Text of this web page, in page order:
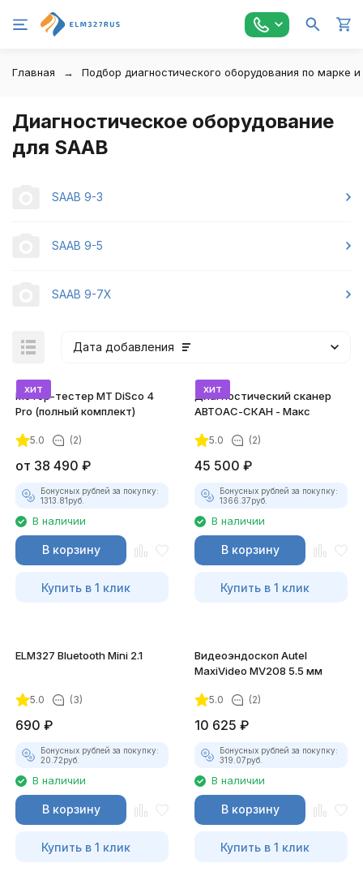
Главная Подбор диагностического оборудования по марке
Диагностическое оборудование
для SAAB
SAAB 9-3
SAAB 9-5
SAAB 9-7X
Дата добавления
хит
Мотор-тестер MT DiSco 4
Pro (полный комплект)
5.0 (2)
от 38 490 ₽
Бонусных рублей за покупку:
1313.81руб.
В наличии
В корзину
Купить в 1 клик
хит
Диагностический сканер
АВТОАС-СКАН - Макс
5.0 (2)
45 500 ₽
Бонусных рублей за покупку:
1366.37руб.
В наличии
В корзину
Купить в 1 клик
ELM327 Bluetooth Mini 2.1
5.0 (3)
690 ₽
Бонусных рублей за покупку:
20.72руб.
В наличии
В корзину
Купить в 1 клик
Видеоэндоскоп Autel
MaxiVideo MV208 5.5 мм
5.0 (2)
10 625 ₽
Бонусных рублей за покупку:
319.07руб.
В наличии
В корзину
Купить в 1 клик